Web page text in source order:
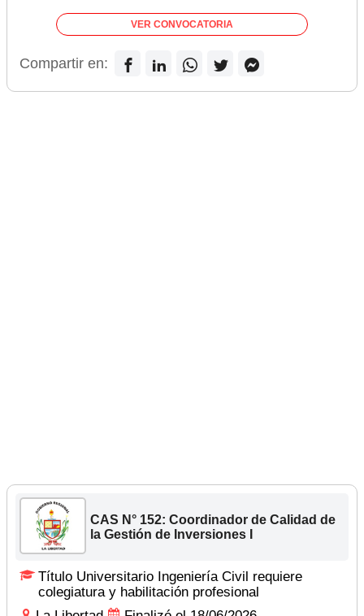
VER CONVOCATORIA
Compartir en:
CAS N° 152: Coordinador de Calidad de
la Gestión de Inversiones I
Título Universitario Ingeniería Civil requiere
colegiatura y habilitación profesional